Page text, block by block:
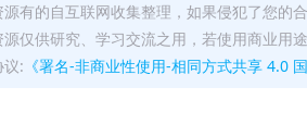
有的自互联网收集整理，如果侵犯了您的
源仅供研究、学习交流之用，若使用商业用
议: 《署名-非商业性使用-相同方式共享 4.0